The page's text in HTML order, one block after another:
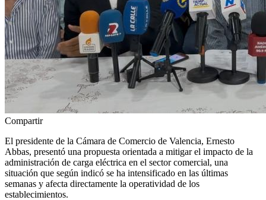
Compartir
El presidente de la Cámara de Comercio de Valencia, Ernesto
Abbas, presentó una propuesta orientada a mitigar el impacto de la
administración de carga eléctrica en el sector comercial, una
situación que según indicó se ha intensificado en las últimas
semanas y afecta directamente la operatividad de los
establecimientos.